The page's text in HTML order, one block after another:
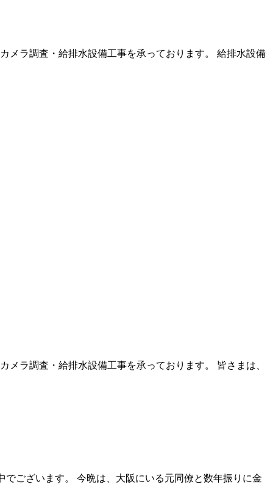
メラ調査・給排水設備工事を承っております。 給排水設備
ラ調査・給排水設備工事を承っております。 皆さまは、
ございます。 今晩は、大阪にいる元同僚と数年振りに金